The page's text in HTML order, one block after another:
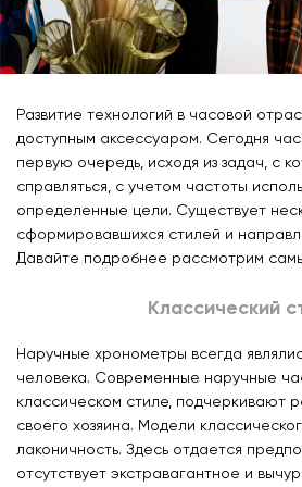
Развитие технологий в часовой
доступным аксессуаром. Сегодня
первую очередь, исходя из задач, с
справляться, с учетом частоты
определенные цели. Существует
сформировавшихся стилей и
Давайте подробнее рассмотрим
Классический
Наручные хронометры всегда
человека. Современные наручные
классическом стиле, подчеркивают
своего хозяина. Модели
лаконичность. Здесь отдается
отсутствует экстравагантное и